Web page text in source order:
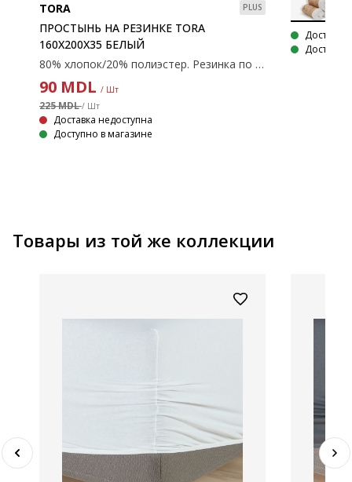
TORA PLUS
ПРОСТЫНЬ НА РЕЗИНКЕ TORA
160X200X35 БЕЛЫЙ
80% хлопок/20% полиэстер. Резинка по краям. С эластичными углами. 160x200x35 см
90MDL / Шт
225 MDL/ Шт
Доставка недоступна
Доступно в магазине
Доставка
Доступно
Товары из той же коллекции